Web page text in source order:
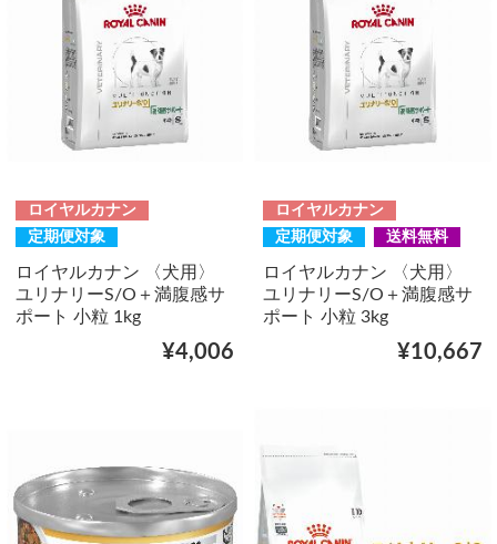
ロイヤルカナン
定期便対象
ロイヤルカナン 〈犬用〉
ユリナリーS/O＋満腹感サ
ポート 小粒 1kg
¥4,006
ロイヤルカナン
定期便対象
送料無料
ロイヤルカナン 〈犬用〉
ユリナリーS/O＋満腹感サ
ポート 小粒 3kg
¥10,667